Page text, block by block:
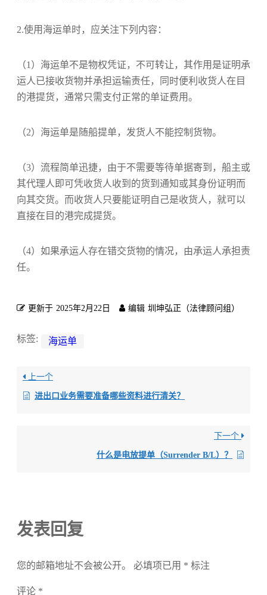
2.使用海运单时，应关注下列内容：
（1）海运单不是物权凭证，不可转让，其作用是证明承
运人已接收货物并承担运输责任，同时便利收货人在目
的港提货，通常只需支付正常的单证费用。
（2）海运单是随船提单，发货人不能控制货物。
（3）流程简单迅捷，由于不需要等待单据寄到，船主或
其代理人即可凭收货人收到的货到通知或其身份证明而
向其交货。而收货人只要能证明自己是收货人，就可以
直接在目的港完成提货。
（4）如果承运人存在错交货物的情况，由承运人承担责
任。
更新于 2025年2月22日 编辑 圳坤弘正（法律顾问组）
标签: 海运单
上一个
进出口业务需要准备哪些资料进行清关？
下一个
什么是电放提单（Surrender B/L）？
发表回复
您的邮箱地址不会被公开。 必填项已用 * 标注
评论 *